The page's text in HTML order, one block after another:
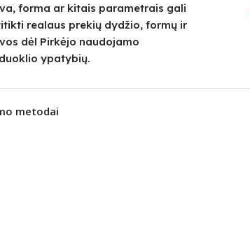
forma ar kitais parametrais gali
realaus prekių dydžio, formų ir
dėl Pirkėjo naudojamo
ypatybių.
metodai